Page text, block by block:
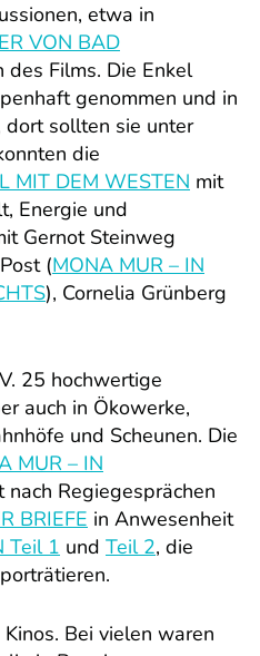
etwa in
VON BAD
des Films. Die Enkel
genommen und in
dort sollten sie unter
die
MIT DEM WESTEN mit
Energie und
Gernot Steinweg
(MONA MUR – IN
), Cornelia Grünberg
25 hochwertige
auch in Ökowerke,
und Scheunen. Die
MUR – IN
Regiegesprächen
BRIEFE in Anwesenheit
Teil 1 und Teil 2, die
Bei vielen waren